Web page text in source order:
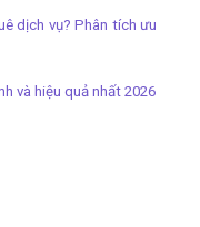
dịch vụ? Phân tích ưu
và hiệu quả nhất 2026